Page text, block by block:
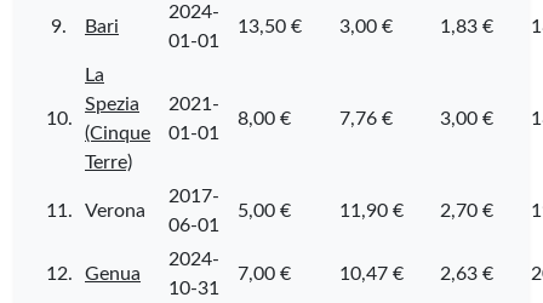
9. Bari
2024-
01-01
13,50 € 3,00 € 1,83 €
10.
La
Spezia
(Cinque
Terre)
2021-
01-01
8,00 € 7,76 € 3,00 €
11. Verona
2017-
06-01
5,00 € 11,90 € 2,70 €
12. Genua
2024-
10-31
7,00 € 10,47 € 2,63 €